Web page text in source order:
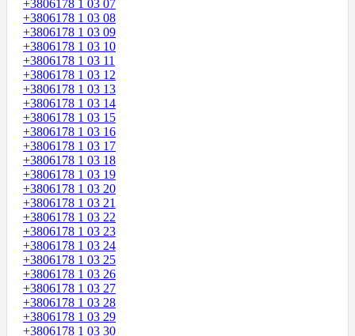
+3806178 1 03 07
+3806178 1 03 08
+3806178 1 03 09
+3806178 1 03 10
+3806178 1 03 11
+3806178 1 03 12
+3806178 1 03 13
+3806178 1 03 14
+3806178 1 03 15
+3806178 1 03 16
+3806178 1 03 17
+3806178 1 03 18
+3806178 1 03 19
+3806178 1 03 20
+3806178 1 03 21
+3806178 1 03 22
+3806178 1 03 23
+3806178 1 03 24
+3806178 1 03 25
+3806178 1 03 26
+3806178 1 03 27
+3806178 1 03 28
+3806178 1 03 29
+3806178 1 03 30